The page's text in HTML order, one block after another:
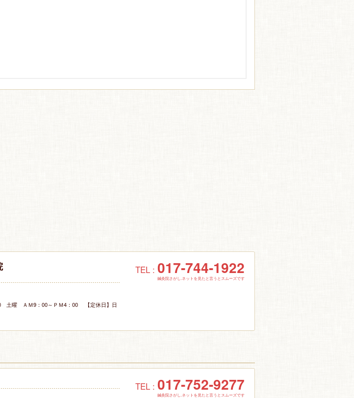
土曜 ＡＭ9：00～ＰＭ4：00 【定休日】日
TEL : 017-744-1922
鍼灸院さがし.ネットを見たと言うとスムーズです
TEL : 017-752-9277
鍼灸院さがし.ネットを見たと言うとスムーズです